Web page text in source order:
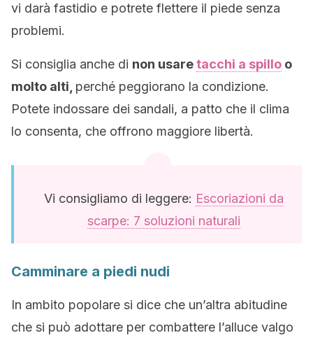
vi darà fastidio e potrete flettere il piede senza
problemi.
Si consiglia anche di non usaretacchi a spillo o
molto alti, perché peggiorano la condizione.
Potete indossare dei sandali, a patto che il clima
lo consenta, che offrono maggiore libertà.
Vi consigliamo di leggere: Escoriazioni da
scarpe: 7 soluzioni naturali
Camminare a piedi nudi
In ambito popolare si dice che un’altra abitudine
che si può adottare per combattere l’alluce valgo